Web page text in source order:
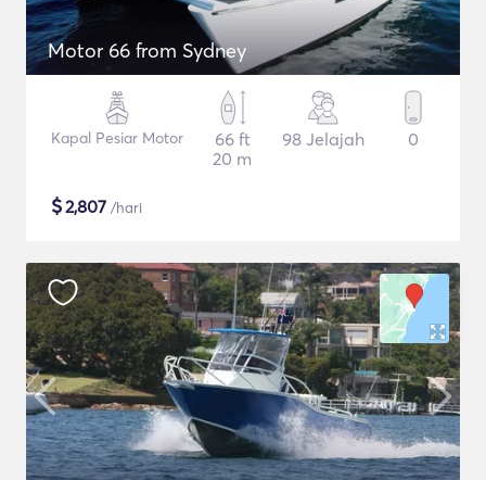
Motor 66 from Sydney
Kapal Pesiar Motor
66 ft
20 m
98 Jelajah 0
$2,807 /hari